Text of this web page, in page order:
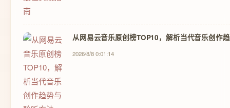
从网易云音乐原创榜TOP10，解析当代音乐创作
2026/8/8 0:01:14